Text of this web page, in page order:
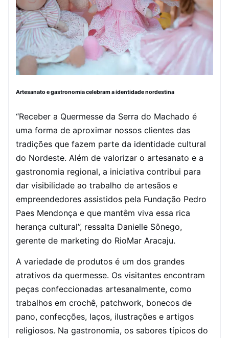
Artesanato e gastronomia celebram a identidade nordestina
“Receber a Quermesse da Serra do Machado é
uma forma de aproximar nossos clientes das
tradições que fazem parte da identidade cultural
do Nordeste. Além de valorizar o artesanato e a
gastronomia regional, a iniciativa contribui para
dar visibilidade ao trabalho de artesãos e
empreendedores assistidos pela Fundação Pedro
Paes Mendonça e que mantêm viva essa rica
herança cultural”, ressalta Danielle Sônego,
gerente de marketing do RioMar Aracaju.
A variedade de produtos é um dos grandes
atrativos da quermesse. Os visitantes encontram
peças confeccionadas artesanalmente, como
trabalhos em crochê, patchwork, bonecos de
pano, confecções, laços, ilustrações e artigos
religiosos. Na gastronomia, os sabores típicos do